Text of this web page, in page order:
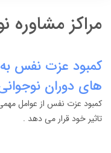
مراکز مشاوره
کمبود عزت نفس
های دوران
کمبود عزت نفس از عوامل
تاثیر خود قرار می دهد .